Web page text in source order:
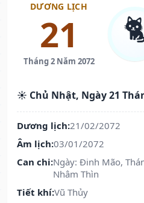
DƯƠNG LỊCH
21
Tháng 2 Năm 2072
☀️ Chủ Nhật, Ngày 21
Dương lịch:21/02/2072
Âm lịch:03/01/2072
Can chi:Ngày: Đinh Mão,
Nhâm Thìn
Tiết khí:Vũ Thủy